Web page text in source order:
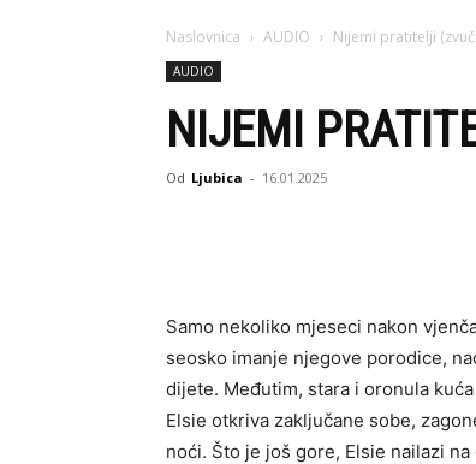
Naslovnica AUDIO Nijemi pratitelji
AUDIO
NIJEMI
Od Ljubica - 16.01.2025
Samo nekoliko mjeseci nakon
seosko imanje njegove porodice,
dijete. Međutim, stara i oronula
Elsie otkriva zaključane sobe,
noći. Što je još gore, Elsie nailazi